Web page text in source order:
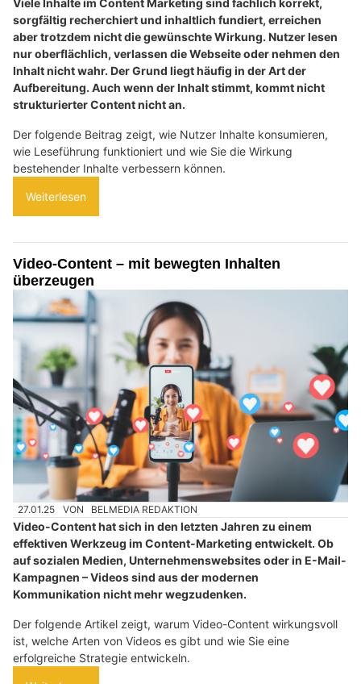
Viele Inhalte im Content Marketing sind fachlich korrekt,
sorgfältig recherchiert und inhaltlich fundiert, erreichen
aber trotzdem nicht die gewünschte Wirkung. Nutzer lesen
nur oberflächlich, verlassen die Webseite oder nehmen den
Inhalt nicht wahr. Der Grund liegt häufig in der Art der
Aufbereitung. Auch wenn der Inhalt stimmt, kommt nicht
strukturierter Content nicht an.
Der folgende Beitrag zeigt, wie Nutzer Inhalte konsumieren,
wie Leseführung funktioniert und wie Sie die Wirkung
bestehender Inhalte verbessern können.
Weiterlesen
Video-Content – mit bewegten Inhalten
überzeugen
27.01.25 VON BELMEDIA REDAKTION
Video-Content hat sich in den letzten Jahren zu einem
effektiven Werkzeug im Content-Marketing entwickelt. Ob
auf sozialen Medien, Unternehmenswebsites oder in E-Mail-
Kampagnen – Videos sind aus der modernen
Kommunikation nicht mehr wegzudenken.
Der folgende Artikel zeigt, warum Video-Content wirkungsvoll
ist, welche Arten von Videos es gibt und wie Sie eine
erfolgreiche Strategie entwickeln.